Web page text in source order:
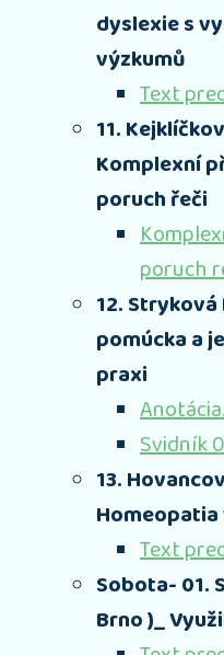
dyslexie s
výzkumů
Text
11.
Komplexní
poruch řeči
poruch
12. Stryková
pomúcka a
praxi
Svidník
13.
Text
Sobota- 01.
Brno )_